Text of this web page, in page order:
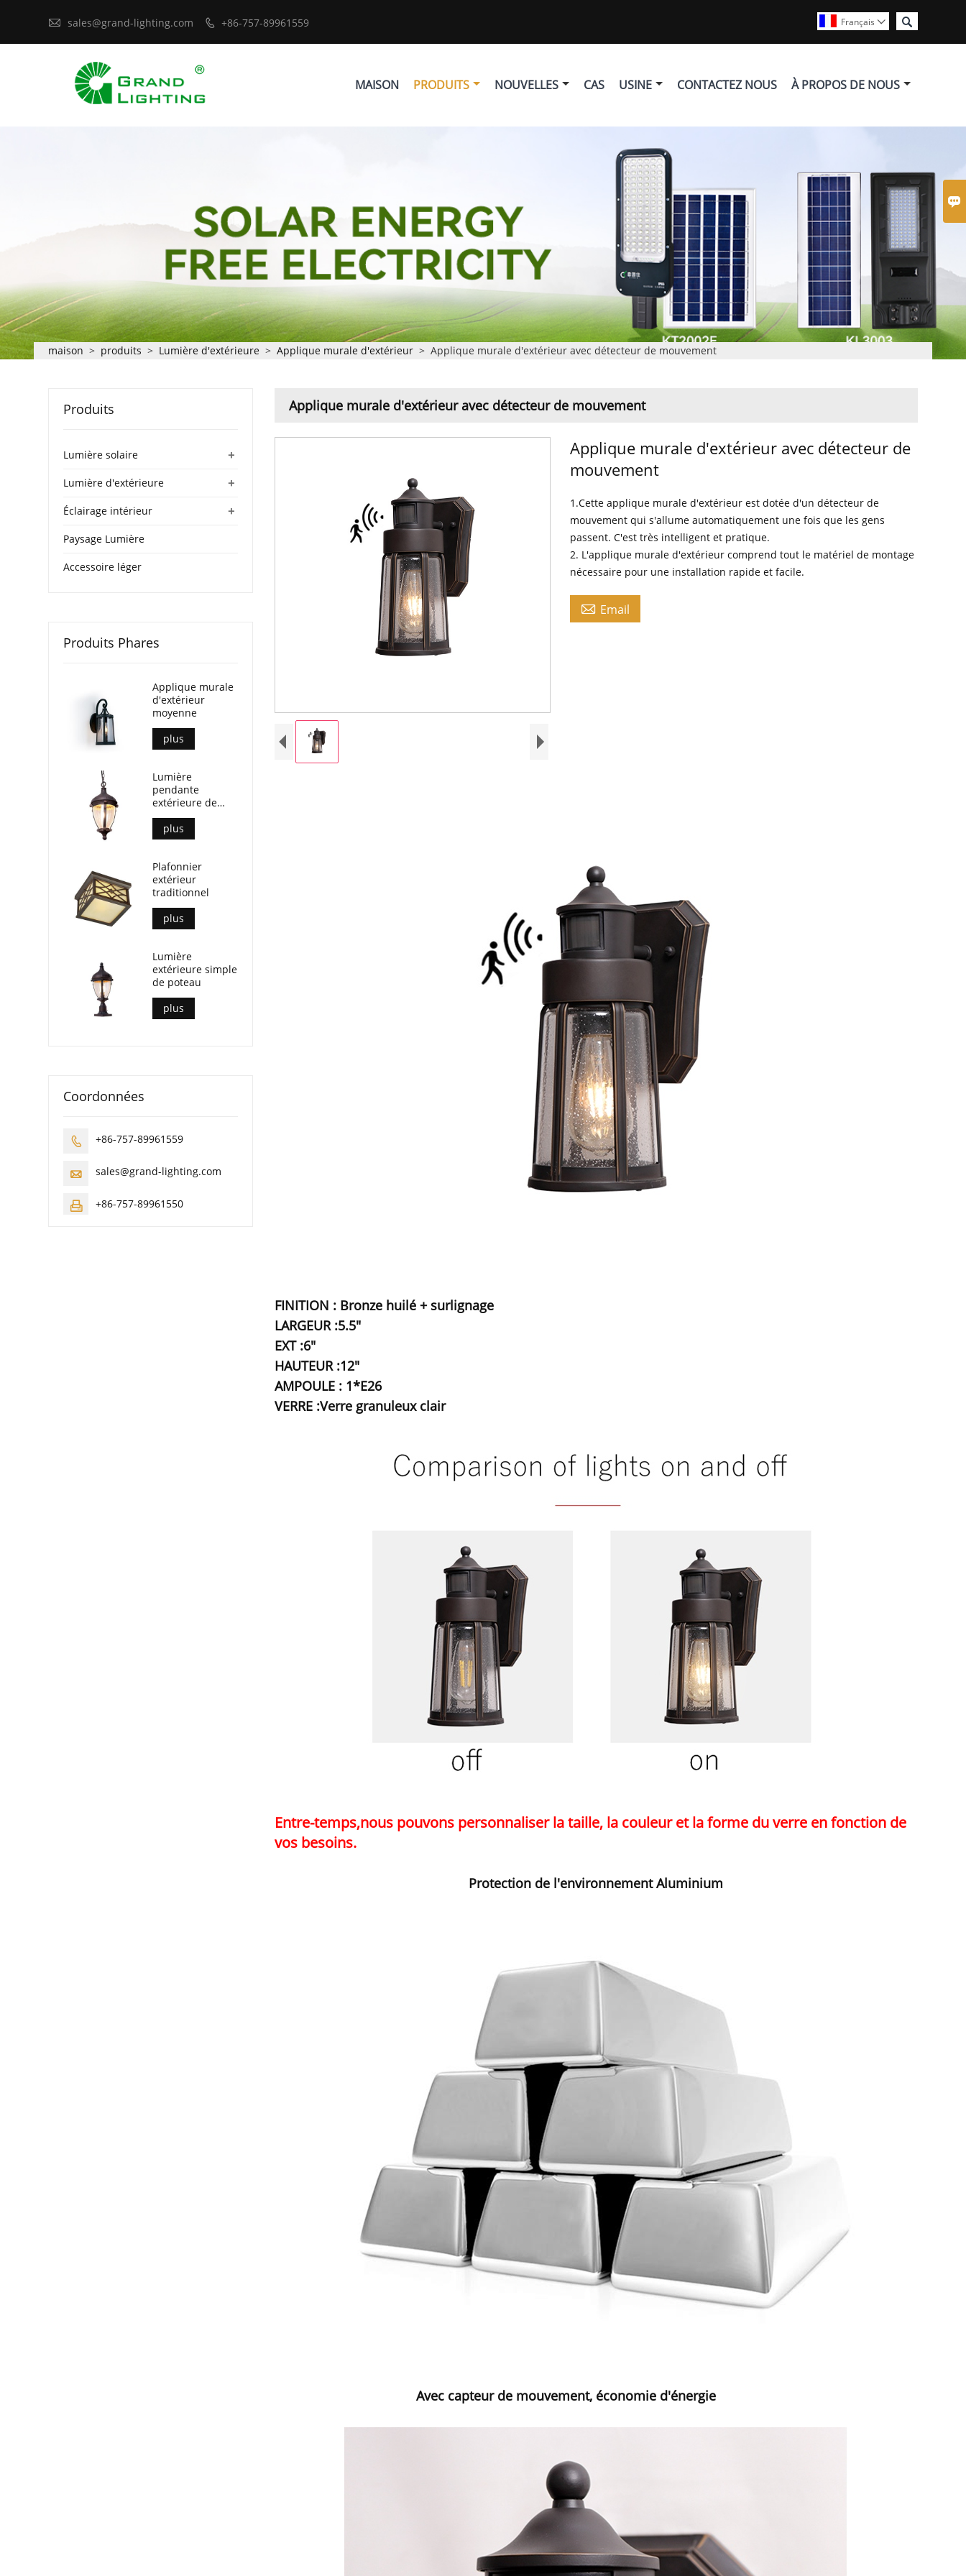

 sales@grand-lighting.com  +86-757-89961559 
Français 
MAISON PRODUITS NOUVELLES CAS USINE CONTACTEZ NOUS À PROPOS DE NOUS
maison > produits > Lumière d'extérieure > Applique murale d'extérieur > Applique murale d'extérieur avec détecteur de mouvement
Applique murale d'extérieur avec détecteur de mouvement
Applique murale d'extérieur avec détecteur de
mouvement
1.Cette applique murale d'extérieur est dotée d'un détecteur de
mouvement qui s'allume automatiquement une fois que les gens
passent. C'est très intelligent et pratique.
2. L'applique murale d'extérieur comprend tout le matériel de montage
nécessaire pour une installation rapide et facile.
 Email
FINITION : Bronze huilé + surlignage
LARGEUR :5.5"
EXT :6"
HAUTEUR :12"
AMPOULE : 1*E26
VERRE :Verre granuleux clair
Entre-temps,nous pouvons personnaliser la taille, la couleur et la forme du verre en fonction de
vos besoins.
Protection de l'environnement Aluminium
Avec capteur de mouvement, économie d'énergie
Produits
+
Lumière solaire
+
Lumière d'extérieure
+
Éclairage intérieur
Paysage Lumière
Accessoire léger
Produits Phares
Applique murale
d'extérieur
moyenne
plus
Lumière
pendante
extérieure de
chaîne
plus
Plafonnier
extérieur
traditionnel
plus
Lumière
extérieure simple
de poteau
plus
Coordonnées
 +86-757-89961559
 sales@grand-lighting.com
 +86-757-89961550